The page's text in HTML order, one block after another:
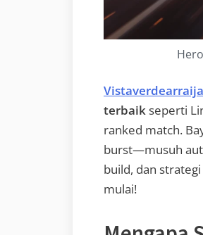
terbaik seperti
ranked match.
burst—musuh
build, dan
mulai!